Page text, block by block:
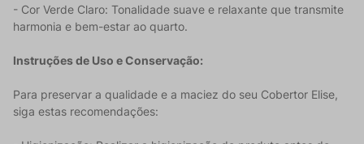
- Cor Verde Claro: Tonalidade suave e relaxante que transmite
harmonia e bem-estar ao quarto.
Instruções de Uso e Conservação:
Para preservar a qualidade e a maciez do seu Cobertor Elise,
siga estas recomendações: